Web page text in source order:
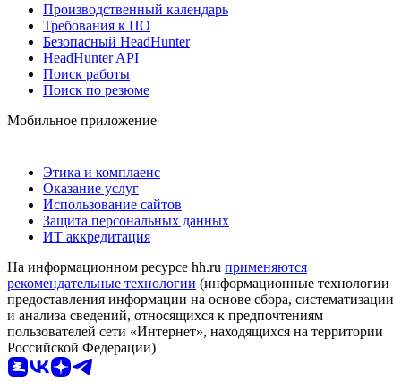
Производственный календарь
Требования к ПО
Безопасный HeadHunter
HeadHunter API
Поиск работы
Поиск по резюме
Мобильное приложение
Этика и комплаенс
Оказание услуг
Использование сайтов
Защита персональных данных
ИТ аккредитация
На информационном ресурсе hh.ru применяются
рекомендательные технологии (информационные технологии
предоставления информации на основе сбора, систематизации
и анализа сведений, относящихся к предпочтениям
пользователей сети «Интернет», находящихся на территории
Российской Федерации)